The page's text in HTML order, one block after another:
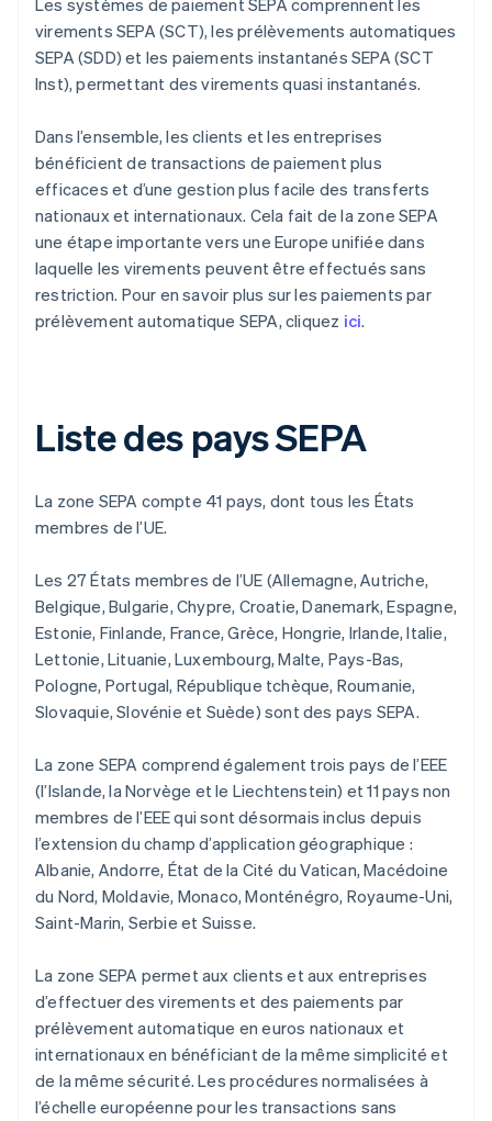
Les systèmes de paiement SEPA comprennent les
virements SEPA (SCT), les prélèvements automatiques
SEPA (SDD) et les paiements instantanés SEPA (SCT
Inst), permettant des virements quasi instantanés.
Dans l’ensemble, les clients et les entreprises
bénéficient de transactions de paiement plus
efficaces et d’une gestion plus facile des transferts
nationaux et internationaux. Cela fait de la zone SEPA
une étape importante vers une Europe unifiée dans
laquelle les virements peuvent être effectués sans
restriction. Pour en savoir plus sur les paiements par
prélèvement automatique SEPA, cliquez ici.
Liste des pays SEPA
La zone SEPA compte 41 pays, dont tous les États
membres de l’UE.
Les 27 États membres de l’UE (Allemagne, Autriche,
Belgique, Bulgarie, Chypre, Croatie, Danemark, Espagne,
Estonie, Finlande, France, Grèce, Hongrie, Irlande, Italie,
Lettonie, Lituanie, Luxembourg, Malte, Pays-Bas,
Pologne, Portugal, République tchèque, Roumanie,
Slovaquie, Slovénie et Suède) sont des pays SEPA.
La zone SEPA comprend également trois pays de l’EEE
(l’Islande, la Norvège et le Liechtenstein) et 11 pays non
membres de l’EEE qui sont désormais inclus depuis
l’extension du champ d’application géographique :
Albanie, Andorre, État de la Cité du Vatican, Macédoine
du Nord, Moldavie, Monaco, Monténégro, Royaume-Uni,
Saint-Marin, Serbie et Suisse.
La zone SEPA permet aux clients et aux entreprises
d’effectuer des virements et des paiements par
prélèvement automatique en euros nationaux et
internationaux en bénéficiant de la même simplicité et
de la même sécurité. Les procédures normalisées à
l’échelle européenne pour les transactions sans